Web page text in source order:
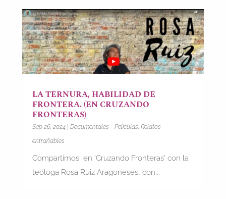
LA TERNURA, HABILIDAD DE
FRONTERA. (EN CRUZANDO
FRONTERAS)
Sep 26, 2024| Documentales - Películas Relatos
entrañables
Compartimos en 'Cruzando Fronteras' con la
teóloga Rosa Ruiz Aragoneses, con...